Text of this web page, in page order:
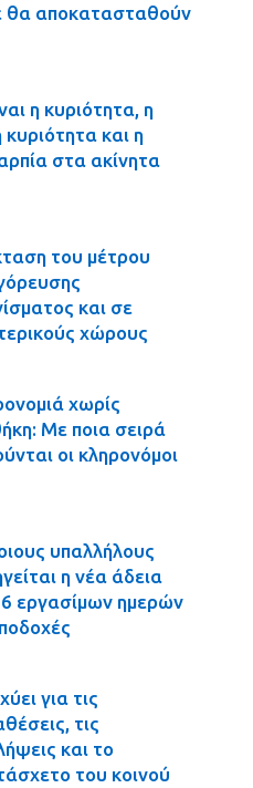
θα αποκατασταθούν
η κυριότητα, η
κυριότητα και η
στα ακίνητα
του μέτρου
και σε
χώρους
χωρίς
Με ποια σειρά
οι κληρονόμοι
υπαλλήλους
η νέα άδεια
εργασίμων ημερών
για τις
τις
και το
του κοινού